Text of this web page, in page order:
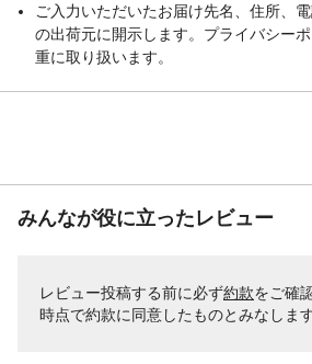
ご入力いただいたお届け先名、住所、
の出荷元に開示します。プライバシー
重に取り扱います。
みんなが役に立ったレビュー
レビュー投稿する前に必ず約款をご確
時点で約款に同意したものとみなします